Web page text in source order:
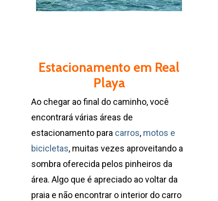
Estacionamento em Real
Playa
Ao chegar ao final do caminho, você
encontrará várias áreas de
estacionamento para carros, motos e
bicicletas, muitas vezes aproveitando a
sombra oferecida pelos pinheiros da
área. Algo que é apreciado ao voltar da
praia e não encontrar o interior do carro